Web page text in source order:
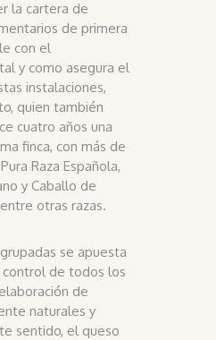
la cartera de
de primera
con el
y como asegura el
instalaciones,
quien también
cuatro años una
finca, con más de
Raza Española,
y Caballo de
otras razas.
se apuesta
de todos los
de
naturales y
sentido, el queso